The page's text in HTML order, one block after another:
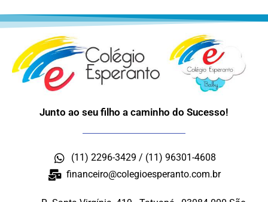
Junto ao seu filho a caminho do Sucesso!
(11) 2296-3429 / (11) 96301-4608
financeiro@colegioesperanto.com.br